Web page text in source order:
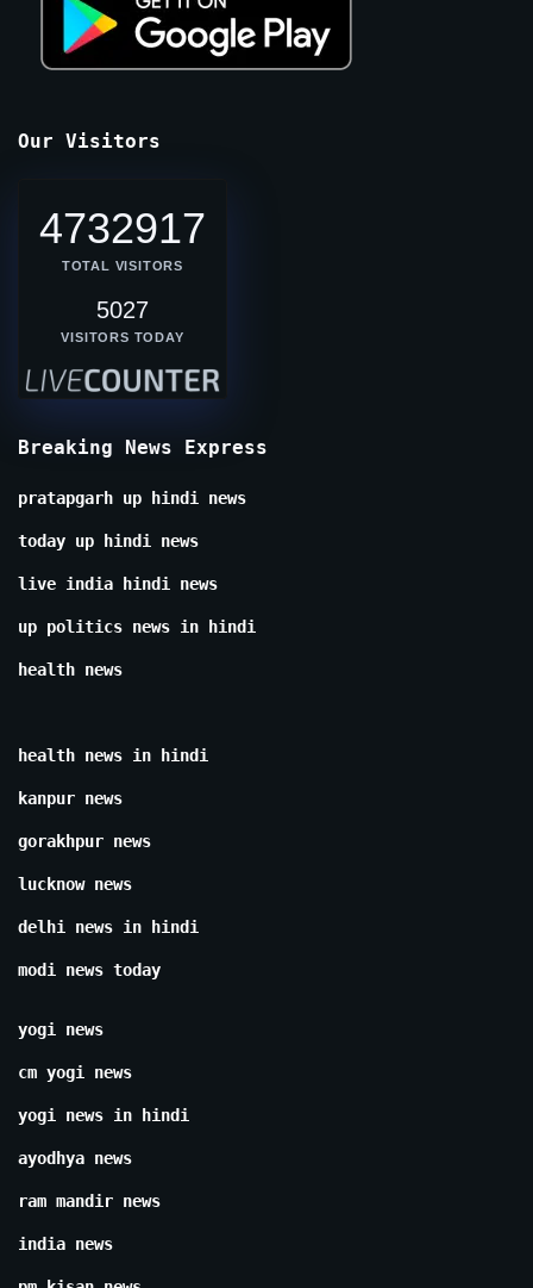
Our Visitors
4732917
TOTAL VISITORS
5027
VISITORS TODAY
Breaking News Express
pratapgarh up hindi news
today up hindi news
live india hindi news
up politics news in hindi
health news
health news in hindi
kanpur news
gorakhpur news
lucknow news
delhi news in hindi
modi news today
yogi news
cm yogi news
yogi news in hindi
ayodhya news
ram mandir news
india news